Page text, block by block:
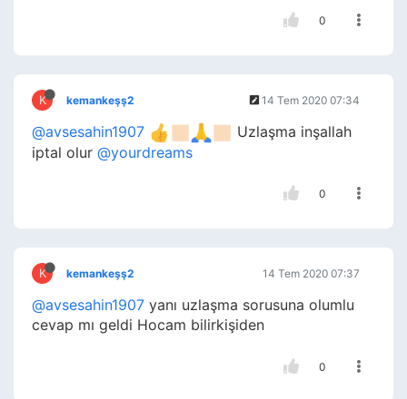
0
K kemankeşş2 14 Tem 2020 07:34
@avsesahin1907
Uzlaşma inşallah
iptal olur @yourdreams
0
K kemankeşş2 14 Tem 2020 07:37
@avsesahin1907 yanı uzlaşma sorusuna olumlu
cevap mı geldi Hocam bilirkişiden
0